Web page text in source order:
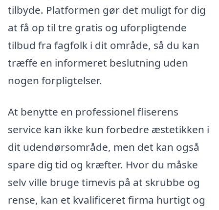
tilbyde. Platformen gør det muligt for dig
at få op til tre gratis og uforpligtende
tilbud fra fagfolk i dit område, så du kan
træffe en informeret beslutning uden
nogen forpligtelser.
At benytte en professionel fliserens
service kan ikke kun forbedre æstetikken i
dit udendørsområde, men det kan også
spare dig tid og kræfter. Hvor du måske
selv ville bruge timevis på at skrubbe og
rense, kan et kvalificeret firma hurtigt og